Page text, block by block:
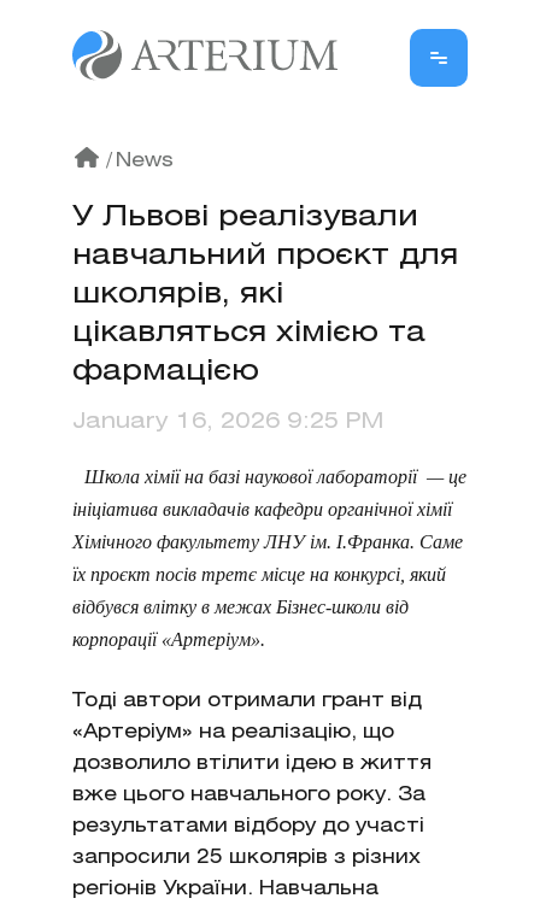
/ News
У Львові реалізували
навчальний проєкт для
школярів, які
цікавляться хімією та
фармацією
January 16, 2026 9:25 PM
Школа хімії на базі наукової лабораторії — це
ініціатива викладачів кафедри органічної хімії
Хімічного факультету ЛНУ ім. І.Франка. Саме
їх проєкт посів третє місце на конкурсі, який
відбувся влітку в межах Бізнес-школи від
корпорації «Артеріум».
Тоді автори отримали грант від
«Артеріум» на реалізацію, що
дозволило втілити ідею в життя
вже цього навчального року. За
результатами відбору до участі
запросили 25 школярів з різних
регіонів України. Навчальна